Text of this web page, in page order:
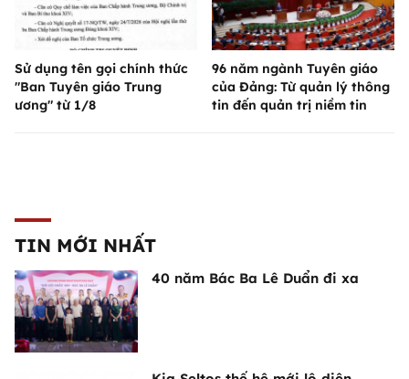
Sử dụng tên gọi chính thức
"Ban Tuyên giáo Trung
ương" từ 1/8
96 năm ngành Tuyên giáo
của Đảng: Từ quản lý thông
tin đến quản trị niềm tin
TIN MỚI NHẤT
40 năm Bác Ba Lê Duẩn đi xa